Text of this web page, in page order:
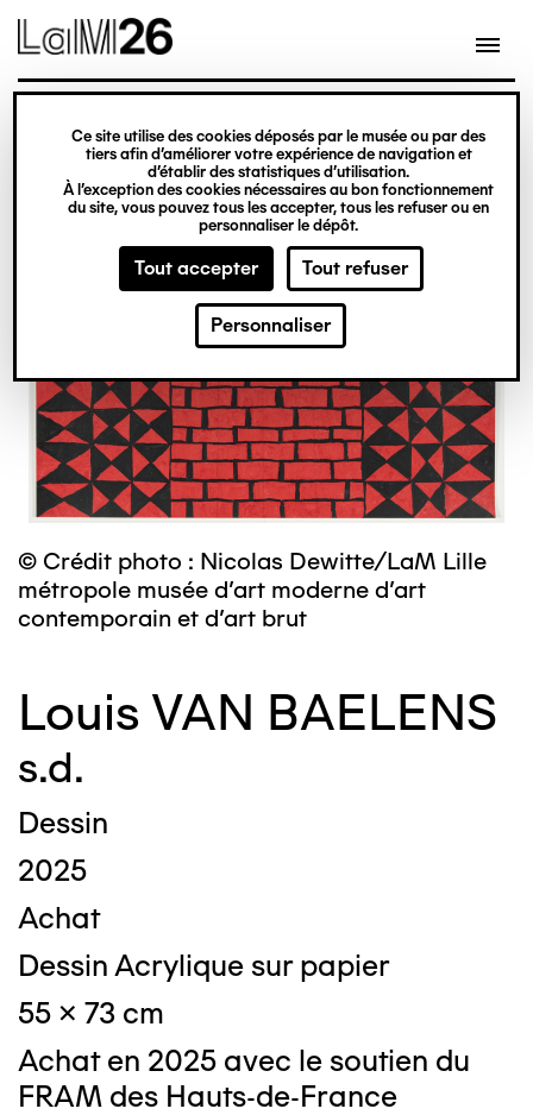
Gestion des cookies
Ce site utilise des cookies déposés par le musée ou par des
tiers afin d’améliorer votre expérience de navigation et
d’établir des statistiques d’utilisation.
À l’exception des cookies nécessaires au bon fonctionnement
du site, vous pouvez tous les accepter, tous les refuser ou en
personnaliser le dépôt.
Tout accepter Tout refuser
Personnaliser
contenu
© Crédit photo : Nicolas Dewitte/LaM Lille
métropole musée d’art moderne d’art
contemporain et d’art brut
Louis VAN BAELENS
s.d.
Dessin
2025
Achat
Dessin Acrylique sur papier
55 x 73 cm
Achat en 2025 avec le soutien du
FRAM des Hauts-de-France